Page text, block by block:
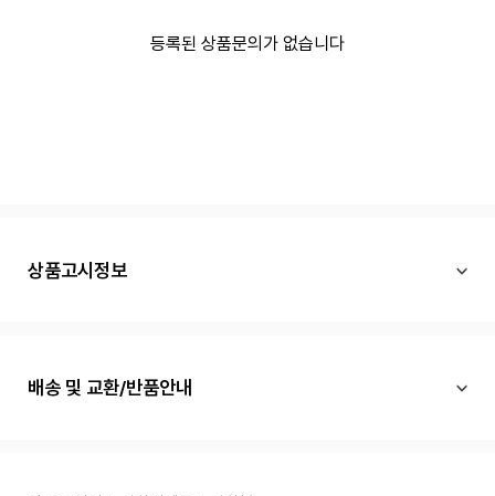
등록된 상품문의가 없습니다
상품고시정보
배송 및 교환/반품안내